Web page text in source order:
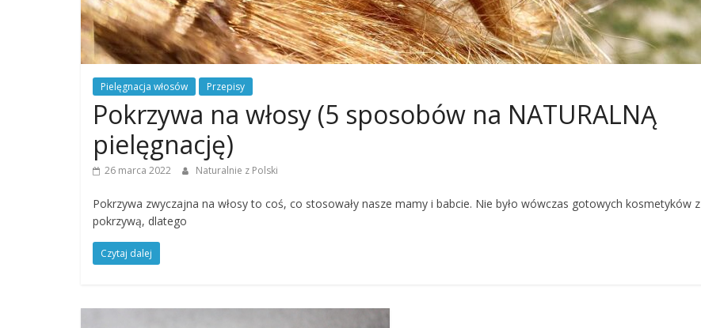
Pielęgnacja włosów Przepisy
Pokrzywa na włosy (5 sposobów na NATURALNĄ
pielęgnację)
26 marca 2022 Naturalnie z Polski
Pokrzywa zwyczajna na włosy to coś, co stosowały nasze mamy i babcie. Nie było wówczas gotowych kosmetyków z
pokrzywą, dlatego
Czytaj dalej